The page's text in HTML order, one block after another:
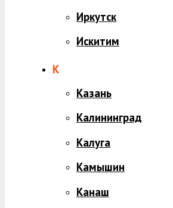
Иркутск
Искитим
К
Казань
Калининград
Калуга
Камышин
Канаш